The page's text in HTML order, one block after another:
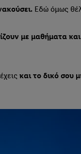
Εδώ όμως
με μαθήματα
και το δικό σου